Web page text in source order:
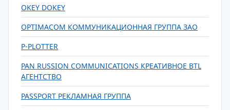
OKEY DOKEY
OPTIMACOM КОММУНИКАЦИОННАЯ ГРУППА ЗАО
P-PLOTTER
PAN RUSSION COMMUNICATIONS КРЕАТИВНОЕ BTL
АГЕНТСТВО
PASSPORT РЕКЛАМНАЯ ГРУППА